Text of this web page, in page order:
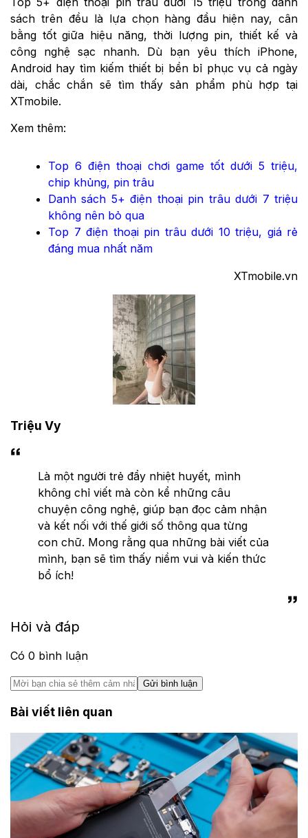
sách trên đều là lựa chọn hàng đầu hiện nay, cân
bằng tốt giữa hiệu năng, thời lượng pin, thiết kế và
công nghệ sạc nhanh. Dù bạn yêu thích iPhone,
Android hay tìm kiếm thiết bị bền bỉ phục vụ cả ngày
dài, chắc chắn sẽ tìm thấy sản phẩm phù hợp tại
XTmobile.
Xem thêm:
Top 6 điện thoại chơi game tốt dưới 5 triệu,
chip khủng, pin trâu
Danh sách 5+ điện thoại pin trâu dưới 7 triệu
không nên bỏ qua
Top 7 điện thoại pin trâu dưới 10 triệu, giá rẻ
đáng mua nhất năm
XTmobile.vn
Triệu Vy
Là một người trẻ đầy nhiệt huyết, mình
không chỉ viết mà còn kể những câu
chuyện công nghệ, giúp bạn đọc cảm nhận
và kết nối với thế giới số thông qua từng
con chữ. Mong rằng qua những bài viết của
mình, bạn sẽ tìm thấy niềm vui và kiến thức
bổ ích!
Hỏi và đáp
Có 0 bình luận
Gửi bình luận
Bài viết liên quan